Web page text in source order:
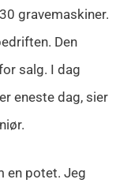
gravemaskiner.
Den
salg. I dag
eneste dag, sier
en potet. Jeg